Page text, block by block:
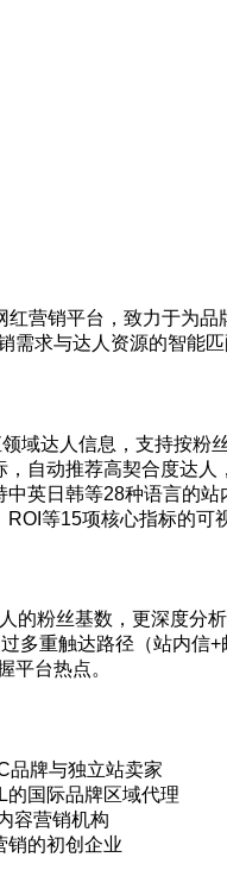
红营销平台，致力于为
需求与达人资源的智能
领域达人信息，支持按
自动推荐高契合度达人
中英日韩等28种语言的站
ROI等15项核心指标的可
的粉丝基数，更深度分
多重触达路径（站内
平台热点。
品牌与独立站卖家
的国际品牌区域代理
容营销机构
销的初创企业